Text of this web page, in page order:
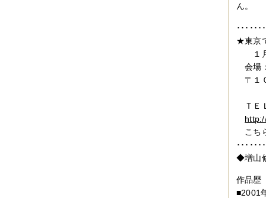
ん。
･････
★東京
１月
会場
〒１
ＴＥ
こち
･････
◆増山
作品歴
■2001